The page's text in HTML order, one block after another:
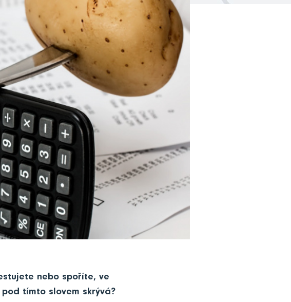
nebo spoříte, ve
tímto slovem skrývá?